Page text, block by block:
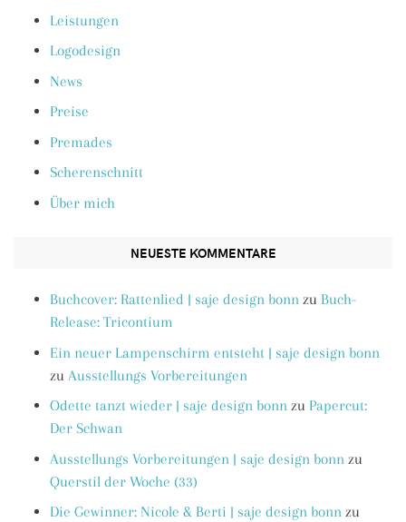
Leistungen
Logodesign
News
Preise
Premades
Scherenschnitt
Über mich
NEUESTE KOMMENTARE
Buchcover: Rattenlied | saje design bonn zu Buch-
Release: Tricontium
Ein neuer Lampenschirm entsteht | saje design bonn
zu Ausstellungs Vorbereitungen
Odette tanzt wieder | saje design bonn zu Papercut:
Der Schwan
Ausstellungs Vorbereitungen | saje design bonn zu
Querstil der Woche (33)
Die Gewinner: Nicole & Berti | saje design bonn zu